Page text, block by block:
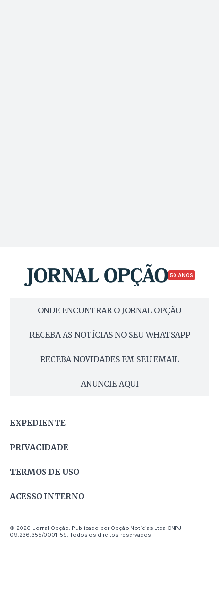
50 ANOS
ONDE ENCONTRAR O JORNAL OPÇÃO
RECEBA AS NOTÍCIAS NO SEU WHATSAPP
RECEBA NOVIDADES EM SEU EMAIL
ANUNCIE AQUI
EXPEDIENTE
PRIVACIDADE
TERMOS DE USO
ACESSO INTERNO
© 2026 Jornal Opção. Publicado por Opção Notícias Ltda CNPJ
09.236.355/0001-59. Todos os direitos reservados.